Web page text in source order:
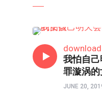
download
我怕自
罪漩涡
JUNE 20,